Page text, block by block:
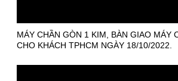
MÁY CHẦN GÒN 1 KIM, BÀN GIAO MÁY
CHO KHÁCH TPHCM NGÀY 18/10/2022.